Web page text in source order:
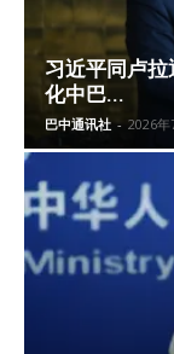
习近平同卢
化中巴...
巴中通讯社 - 2026年